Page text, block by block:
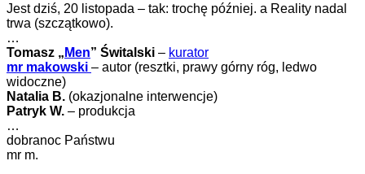
Jest dziś, 20 listopada – tak: trochę później. a Reality nadal
trwa (szczątkowo).
…
Tomasz „ Men” Świtalski – kurator
mr makowski – autor (resztki, prawy górny róg, ledwo
widoczne)
Natalia B. (okazjonalne interwencje)
Patryk W. – produkcja
…
dobranoc Państwu
mr m.